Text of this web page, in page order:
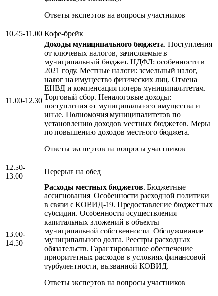
Ответы экспертов на вопросы участников
10.45-11.00 Кофе-брейк
11.00-12.30
Доходы муниципального бюджета. Поступления
от ключевых налогов, зачисляемые в
муниципальный бюджет. НДФЛ: особенности в
2021 году. Местные налоги: земельный налог,
налог на имущество физических лиц. Отмена
ЕНВД и компенсация потерь муниципалитетам.
Торговый сбор. Неналоговые доходы:
поступления от муниципального имущества и
иные. Полномочия муниципалитетов по
установлению доходов местных бюджетов. Меры
по повышению доходов местного бюджета.
Ответы экспертов на вопросы участников
12.30-
13.00
Перерыв на обед
13.00-
14.30
Расходы местных бюджетов. Бюджетные
ассигнования. Особенности расходной политики
в связи с КОВИД-19. Предоставление бюджетных
субсидий. Особенности осуществления
капитальных вложений в объекты
муниципальной собственности. Обслуживание
муниципального долга. Реестры расходных
обязательств. Гарантированное обеспечение
приоритетных расходов в условиях финансовой
турбулентности, вызванной КОВИД.
Ответы экспертов на вопросы участников